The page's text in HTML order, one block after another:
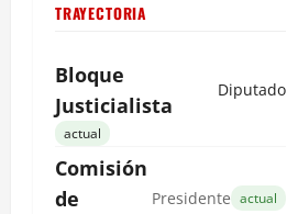
TRAYECTORIA
Bloque
Justicialista
Diputado
actual
Comisión
de
Presidente actual